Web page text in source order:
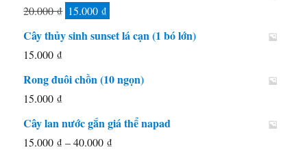
đến
20.000₫ Giá
gốc
15.000₫
hiện
15.000 ₫.
Cây thủy sinh sunset lá cạn (1 bó lớn)
15.000₫
Rong đuôi chồn (10 ngọn)
15.000₫
Cây lan nước gắn giá thể napad
15.000₫ – 40.000₫